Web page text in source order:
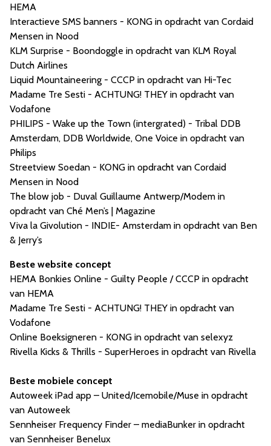
HEMA
Interactieve SMS banners - KONG in opdracht van Cordaid
Mensen in Nood
KLM Surprise - Boondoggle in opdracht van KLM Royal
Dutch Airlines
Liquid Mountaineering - CCCP in opdracht van Hi-Tec
Madame Tre Sesti - ACHTUNG! THEY in opdracht van
Vodafone
PHILIPS - Wake up the Town (intergrated) - Tribal DDB
Amsterdam, DDB Worldwide, One Voice in opdracht van
Philips
Streetview Soedan - KONG in opdracht van Cordaid
Mensen in Nood
The blow job - Duval Guillaume Antwerp/Modem in
opdracht van Ché Men’s | Magazine
Viva la Givolution - INDIE- Amsterdam in opdracht van Ben
& Jerry’s
Beste website concept
HEMA Bonkies Online - Guilty People / CCCP in opdracht
van HEMA
Madame Tre Sesti - ACHTUNG! THEY in opdracht van
Vodafone
Online Boeksigneren - KONG in opdracht van selexyz
Rivella Kicks & Thrills - SuperHeroes in opdracht van Rivella
Beste mobiele concept
Autoweek iPad app – United/Icemobile/Muse in opdracht
van Autoweek
Sennheiser Frequency Finder – mediaBunker in opdracht
van Sennheiser Benelux